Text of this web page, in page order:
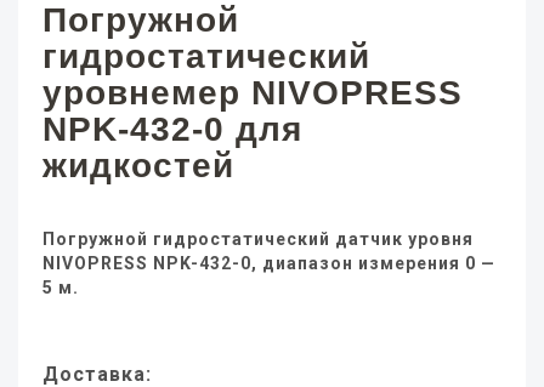
Погружной
гидростатический
уровнемер NIVOPRESS
NPK-432-0 для
жидкостей
Погружной гидростатический датчик уровня
NIVOPRESS NPK-432-0, диапазон измерения 0 —
5 м.
Доставка: